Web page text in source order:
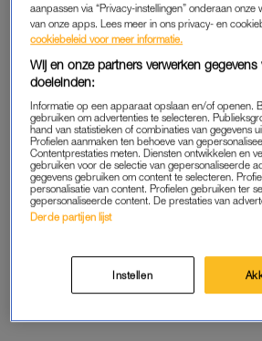
graag. Maar ik kan niet zeggen wat, dat
afgesproken”, aldus Jorik.
Hij verduidelijkt dat hij veel dingen totaal
harde les die ik doormaak. Mijn vader
gebeurt met een reden.’ Misschien had
gebeuren.”
NEDERLANDSE PODIA
Nederland klaar is met de rapper. Dit
duidelijk toen zijn optreden op het TikTak
aanpassen via “Privacy-instellingen” onderaan onze
van onze apps. Lees meer in ons privacy- en
cookiebeleid voor meer informatie.
Wij en onze partners verwerken
doeleinden:
Informatie op een apparaat opslaan en/of openen.
gebruiken om advertenties te selecteren.
hand van statistieken of combinaties van gegevens
Profielen aanmaken ten behoeve van
Contentprestaties meten. Diensten ontwikkelen en
gebruiken voor de selectie van gepersonaliseerde
gegevens gebruiken om content te selecteren.
personalisatie van content. Profielen gebruiken ter
gepersonaliseerde content. De prestaties van
Derde partijen lijst
Instellen